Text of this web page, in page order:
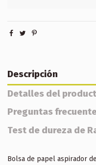
Descripción
Detalles del
Preguntas
Test de dureza de
Bolsa de papel aspirador